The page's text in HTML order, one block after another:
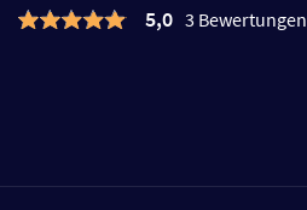
5,0 3 Bewertungen